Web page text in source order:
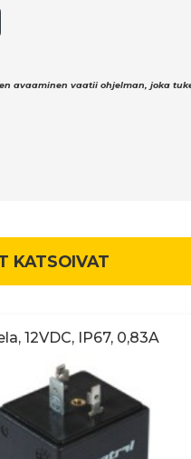
avaaminen vaatii ohjelman, joka
KATSOIVAT
12VDC, IP67, 0,83A